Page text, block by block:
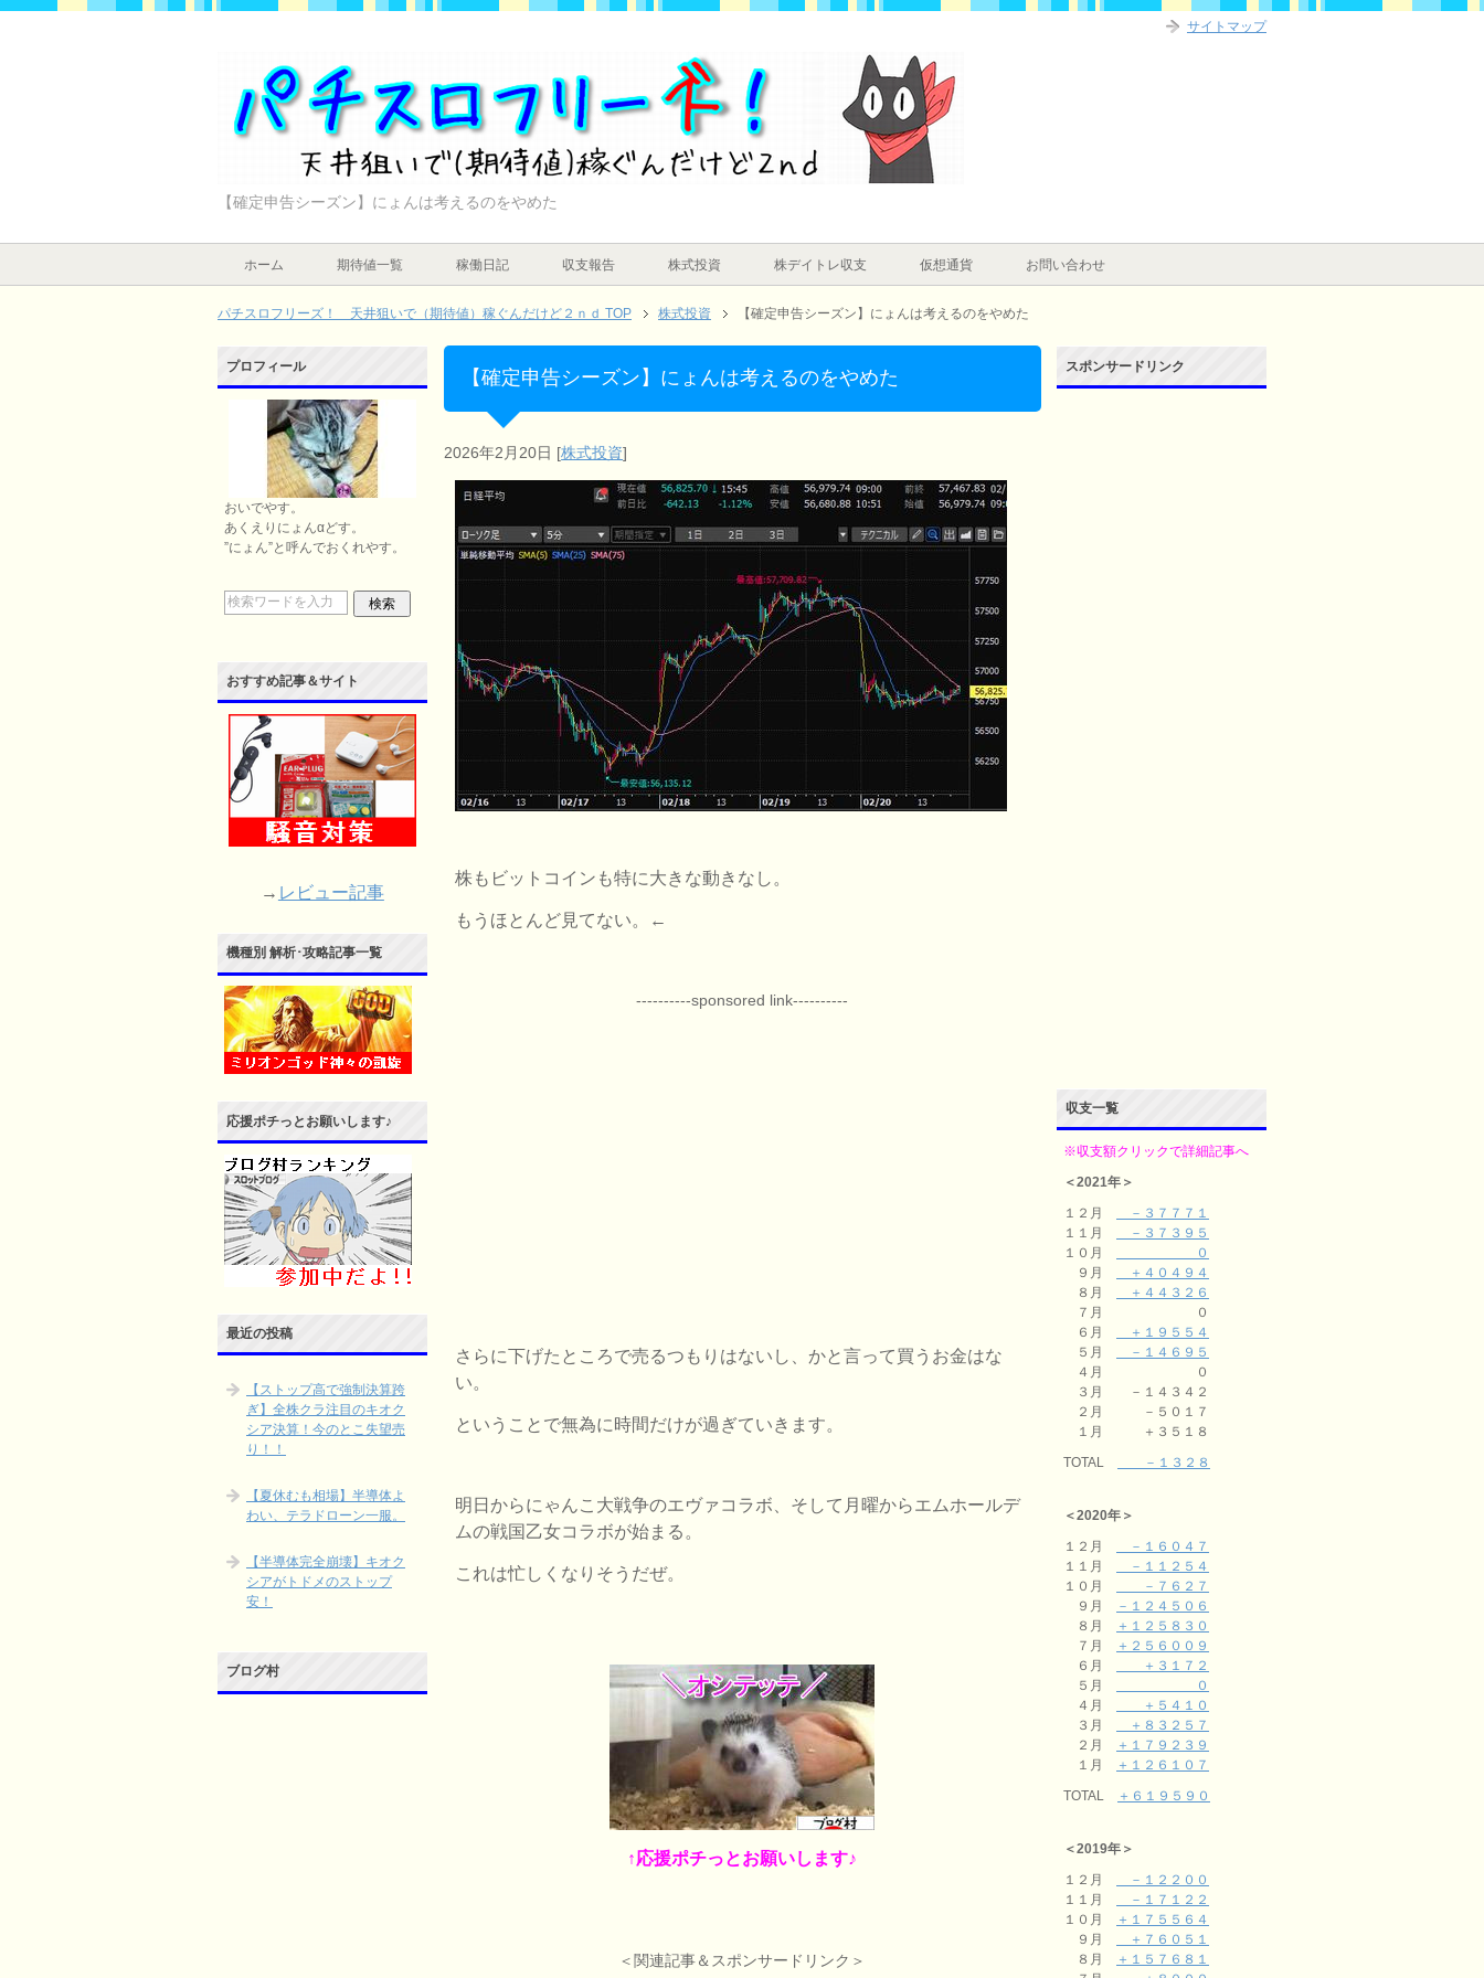
【確定申告シーズン】にょんは考えるのをやめた
ホーム 期待値一覧 稼働日記 収支報告 株式投資 株デイトレ収支 仮想通貨 お問い合わせ
パチスロフリーズ！ 天井狙いで（期待値）稼ぐんだけど２ｎｄ TOP 株式投資 【確定申告シーズン】にょんは考えるのをやめた
【確定申告シーズン】にょんは考えるのをやめた
2026年2月20日 [株式投資]
株もビットコインも特に大きな動きなし。
もうほとんど見てない。←
----------sponsored link----------
さらに下げたところで売るつもりはないし、かと言って買うお金はな
い。
ということで無為に時間だけが過ぎていきます。
明日からにゃんこ大戦争のエヴァコラボ、そして月曜からエムホールデ
ムの戦国乙女コラボが始まる。
これは忙しくなりそうだぜ。
↑応援ポチっとお願いします♪
＜関連記事＆スポンサードリンク＞
プロフィール
おいでやす。
あくえりにょんαどす。
”にょん”と呼んでおくれやす。
おすすめ記事＆サイト
→ レビュー記事
機種別 解析･攻略記事一覧
応援ポチっとお願いします♪
最近の投稿
【ストップ高で強制決算跨
ぎ】全株クラ注目のキオク
シア決算！今のとこ失望売
り！！
【夏休むも相場】半導体よ
わい、テラドローン一服。
【半導体完全崩壊】キオク
シアがトドメのストップ
安！
ブログ村
スポンサードリンク
収支一覧
※収支額クリックで詳細記事へ
＜2021年＞
１２月
－３７７７１
１１月
－３７３９５
１０月
０
９月
＋４０４９４
８月
＋４４３２６
７月 ０
６月
＋１９５５４
５月
－１４６９５
４月 ０
３月 －１４３４２
２月 －５０１７
１月 ＋３５１８
TOTAL
－１３２８
＜2020年＞
１２月
－１６０４７
１１月
－１１２５４
１０月
－７６２７
９月
－１２４５０６
８月
＋１２５８３０
７月
＋２５６００９
６月
＋３１７２
５月
０
４月
＋５４１０
３月
＋８３２５７
２月
＋１７９２３９
１月
＋１２６１０７
TOTAL
＋６１９５９０
＜2019年＞
１２月
－１２２００
１１月
－１７１２２
１０月
＋１７５５６４
９月
＋７６０５１
８月
＋１５７６８１
サイトマップ